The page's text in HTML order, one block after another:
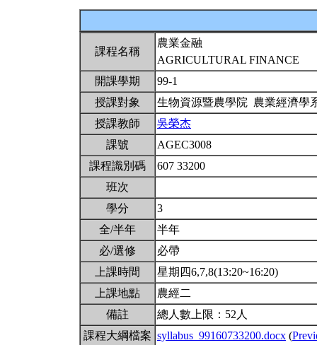
課程名稱
農業金融
AGRICULTURAL FINANCE
開課學期
99-1
授課對象
生物資源暨農學院 農業經濟
授課教師
吳榮杰
課號
AGEC3008
課程識別碼
607 33200
班次
學分
3
全/半年
半年
必/選修
必帶
上課時間
星期四6,7,8(13:20~16:20)
上課地點
農經二
備註
總人數上限：52人
課程大綱檔案 syllabus_99160733200.docx (